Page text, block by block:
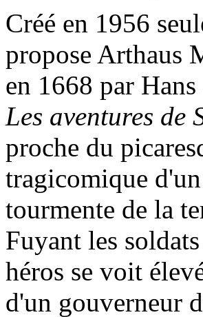
Créé en 1956
propose Arthaus
en 1668 par
Les aventures de
proche du
tragicomique
tourmente de la
Fuyant les
héros se voit
d'un gouverneur